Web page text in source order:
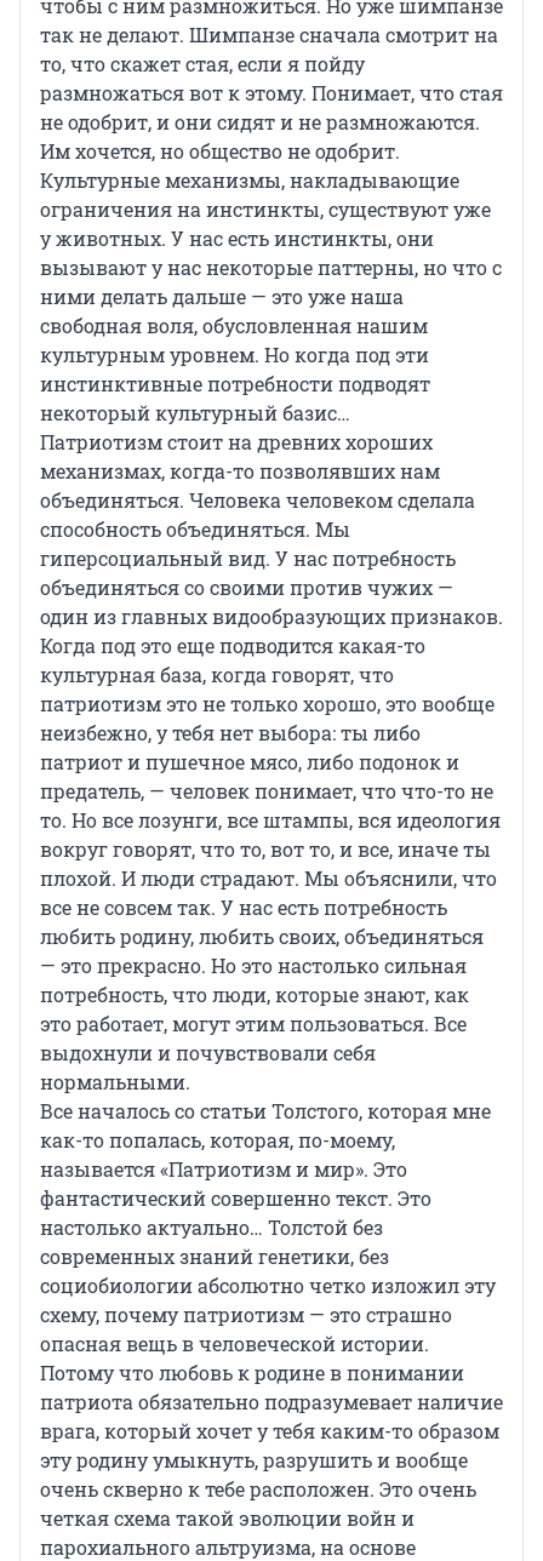
так не делают. Шимпанзе сначала смотрит на
то, что скажет стая, если я пойду
размножаться вот к этому. Понимает, что стая
не одобрит, и они сидят и не размножаются.
Им хочется, но общество не одобрит.
Культурные механизмы, накладывающие
ограничения на инстинкты, существуют уже
у животных. У нас есть инстинкты, они
вызывают у нас некоторые паттерны, но что с
ними делать дальше — это уже наша
свободная воля, обусловленная нашим
культурным уровнем. Но когда под эти
инстинктивные потребности подводят
некоторый культурный базис…
Патриотизм стоит на древних хороших
механизмах, когда-то позволявших нам
объединяться. Человека человеком сделала
способность объединяться. Мы
гиперсоциальный вид. У нас потребность
объединяться со своими против чужих —
один из главных видообразующих признаков.
Когда под это еще подводится какая-то
культурная база, когда говорят, что
патриотизм это не только хорошо, это вообще
неизбежно, у тебя нет выбора: ты либо
патриот и пушечное мясо, либо подонок и
предатель, — человек понимает, что что-то не
то. Но все лозунги, все штампы, вся идеология
вокруг говорят, что то, вот то, и все, иначе ты
плохой. И люди страдают. Мы объяснили, что
все не совсем так. У нас есть потребность
любить родину, любить своих, объединяться
— это прекрасно. Но это настолько сильная
потребность, что люди, которые знают, как
это работает, могут этим пользоваться. Все
выдохнули и почувствовали себя
нормальными.
Все началось со статьи Толстого, которая мне
как-то попалась, которая, по-моему,
называется «Патриотизм и мир». Это
фантастический совершенно текст. Это
настолько актуально… Толстой без
современных знаний генетики, без
социобиологии абсолютно четко изложил эту
схему, почему патриотизм — это страшно
опасная вещь в человеческой истории.
Потому что любовь к родине в понимании
патриота обязательно подразумевает наличие
врага, который хочет у тебя каким-то образом
эту родину умыкнуть, разрушить и вообще
очень скверно к тебе расположен. Это очень
четкая схема такой эволюции войн и
парохиального альтруизма, на основе